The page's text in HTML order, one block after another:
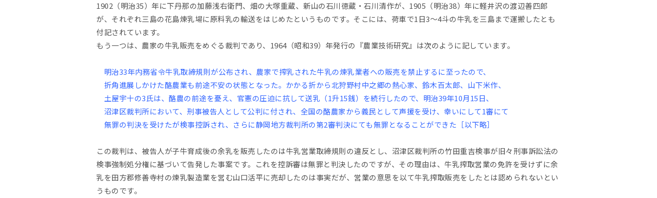
1902（明治35）年に下丹那の加藤浅右衛門、畑の大塚重蔵、新山の石川徳蔵・石川清作が、1905（明治38）年に軽井沢の渡辺善四郎
が、それぞれ三島の花島煉乳場に原料乳の輸送をはじめたというものです。そこには、荷車で1日3～4斗の牛乳を三島まで運搬したとも
付記されています。
もう一つは、農家の牛乳販売をめぐる裁判であり、1964（昭和39）年発行の『農業技術研究』は次のように記しています。
明治33年内務省令牛乳取締規則が公布され、農家で搾乳された牛乳の煉乳業者への販売を禁止するに至ったので、
折角進展しかけた酪農業も前途不安の状態となった。かかる折から北狩野村中之郷の熱心家、鈴木百太郎、山下米作、
土屋宇十の3氏は、酪農の前途を憂え、官憲の圧迫に抗して送乳（1升15銭）を続行したので、明治39年10月15日、
沼津区裁判所において、刑事被告人として公判に付され、全国の酪農家から義民として声援を受け、幸いにして1審にて
無罪の判決を受けたが検事控訴され、さらに静岡地方裁判所の第2審判決にても無罪となることができた［以下略］
この裁判は、被告人が子牛育成後の余乳を販売したのは牛乳営業取締規則の違反とし、沼津区裁判所の竹田重吉検事が旧々刑事訴訟法の
検事強制処分権に基づいて告発した事案です。これを控訴審は無罪と判決したのですが、その理由は、牛乳搾取営業の免許を受けずに余
乳を田方郡修善寺村の煉乳製造業を営む山口活平に売却したのは事実だが、営業の意思を以て牛乳搾取販売をしたとは認められないとい
うものです。